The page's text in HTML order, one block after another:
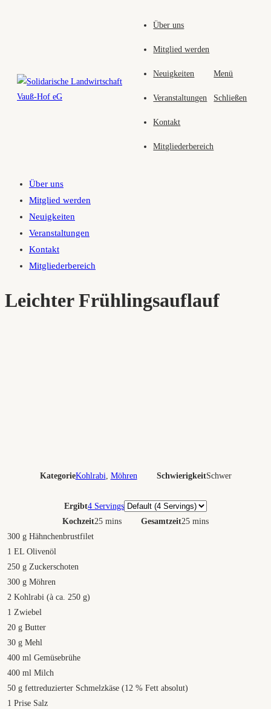
Über uns
Mitglied werden
Neuigkeiten
Veranstaltungen
Kontakt
Mitgliederbereich
Menü
Schließen
Über uns
Mitglied werden
Neuigkeiten
Veranstaltungen
Kontakt
Mitgliederbereich
Leichter Frühlingsauflauf
KategorieKohlrabi, Möhren SchwierigkeitSchwer
Ergibt4 ServingsPortionen
Kochzeit25 mins Gesamtzeit25 mins
300 g Hähnchenbrustfilet
1 EL Olivenöl
250 g Zuckerschoten
300 g Möhren
2 Kohlrabi (à ca. 250 g)
1 Zwiebel
20 g Butter
30 g Mehl
400 ml Gemüsebrühe
400 ml Milch
50 g fettreduzierter Schmelzkäse (12 % Fett absolut)
1 Prise Salz